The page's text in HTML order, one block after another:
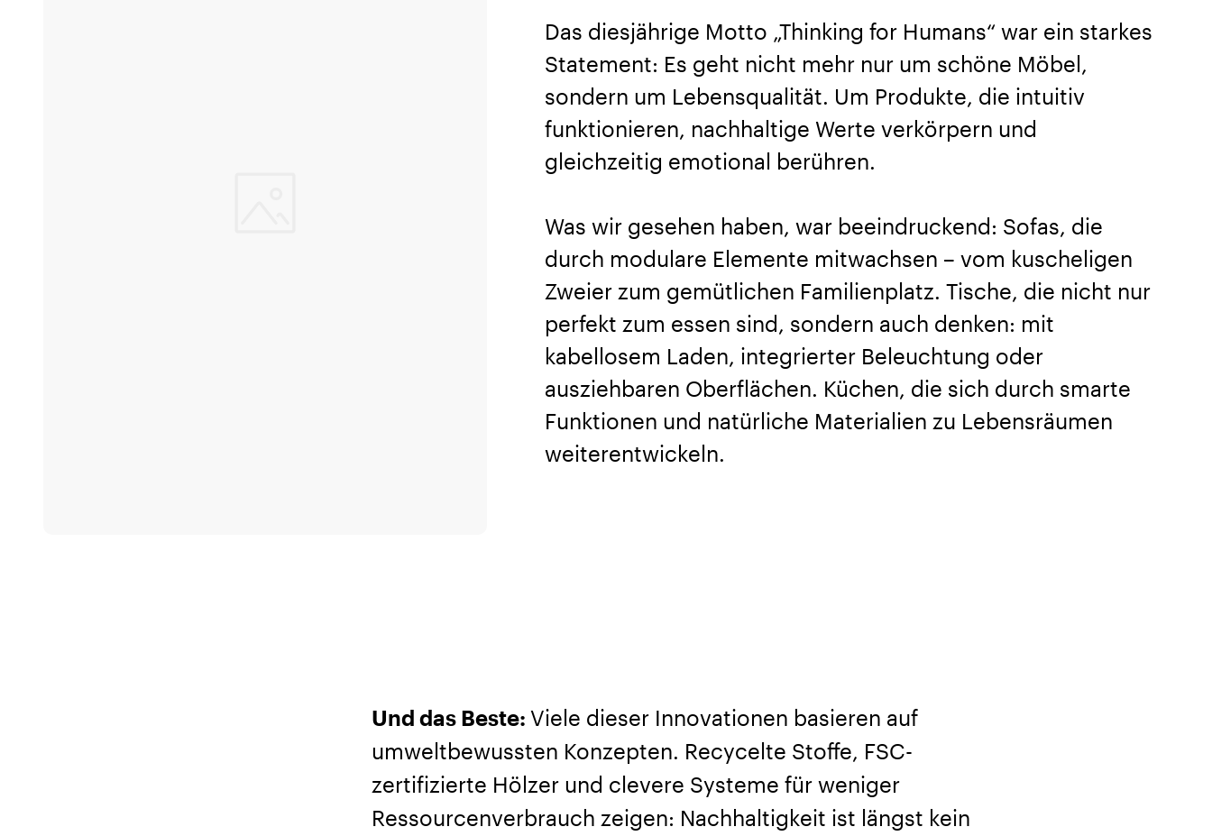
Das diesjährige Motto „Thinking for Humans“ war ein starkes
Statement: Es geht nicht mehr nur um schöne Möbel,
sondern um Lebensqualität. Um Produkte, die intuitiv
funktionieren, nachhaltige Werte verkörpern und
gleichzeitig emotional berühren.
Was wir gesehen haben, war beeindruckend: Sofas, die
durch modulare Elemente mitwachsen – vom kuscheligen
Zweier zum gemütlichen Familienplatz. Tische, die nicht nur
perfekt zum essen sind, sondern auch denken: mit
kabellosem Laden, integrierter Beleuchtung oder
ausziehbaren Oberflächen. Küchen, die sich durch smarte
Funktionen und natürliche Materialien zu Lebensräumen
weiterentwickeln.
Und das Beste: Viele dieser Innovationen basieren auf
umweltbewussten Konzepten. Recycelte Stoffe, FSC-
zertifizierte Hölzer und clevere Systeme für weniger
Ressourcenverbrauch zeigen: Nachhaltigkeit ist längst kein